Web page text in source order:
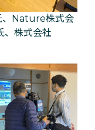
、Nature株式会
、株式会社